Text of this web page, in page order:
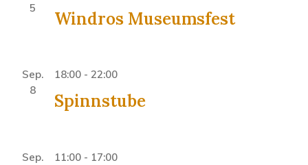
5
Windros Museumsfest
Sep.
8
18:00 - 22:00
Spinnstube
Sep.
11:00 - 17:00